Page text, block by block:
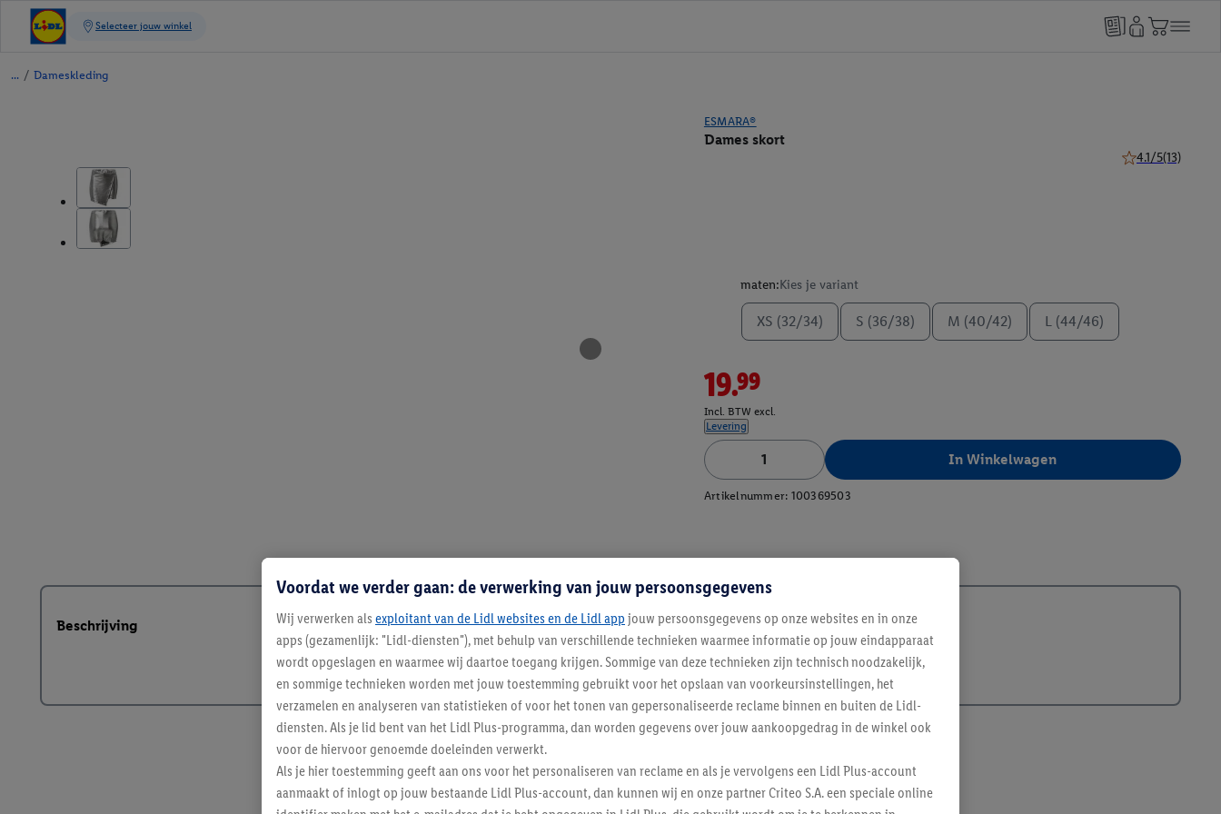
/ Dameskleding
ESMARA®
Dames skort
4.1/5(13)
maten:Kies je variant
XS (32/34) S (36/38) M (40/42) L (44/46)
19.99
Incl. BTW excl.
Levering
In Winkelwagen
Artikelnummer: 100369503
Beschrijving
Voordat we verder gaan: de verwerking van jouw persoonsgegevens
Wij verwerken als exploitant van de Lidl websites en de Lidl app jouw persoonsgegevens op onze websites en in onze
apps (gezamenlijk: "Lidl-diensten"), met behulp van verschillende technieken waarmee informatie op jouw eindapparaat
wordt opgeslagen en waarmee wij daartoe toegang krijgen. Sommige van deze technieken zijn technisch noodzakelijk,
en sommige technieken worden met jouw toestemming gebruikt voor het opslaan van voorkeursinstellingen, het
verzamelen en analyseren van statistieken of voor het tonen van gepersonaliseerde reclame binnen en buiten de Lidl-
diensten. Als je lid bent van het Lidl Plus-programma, dan worden gegevens over jouw aankoopgedrag in de winkel ook
voor de hiervoor genoemde doeleinden verwerkt.
Als je hier toestemming geeft aan ons voor het personaliseren van reclame en als je vervolgens een Lidl Plus-account
aanmaakt of inlogt op jouw bestaande Lidl Plus-account, dan kunnen wij en onze partner Criteo S.A. een speciale online